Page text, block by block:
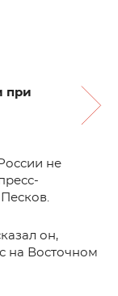
при
не
он,
на Восточном